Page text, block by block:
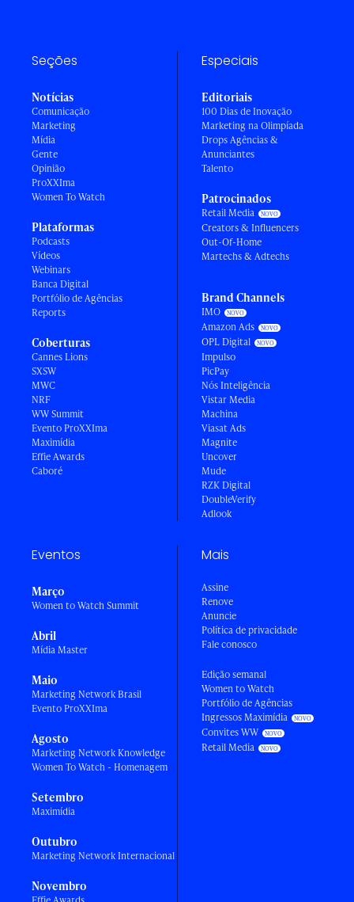
Seções
Notícias
Comunicação
Marketing
Mídia
Gente
Opinião
ProXXIma
Women To Watch
Plataformas
Podcasts
Vídeos
Webinars
Banca Digital
Portfólio de Agências
Reports
Coberturas
Cannes Lions
SXSW
MWC
NRF
WW Summit
Evento ProXXIma
Maximídia
Effie Awards
Caboré
Especiais
Editoriais
100 Dias de Inovação
Marketing na Olimpíada
Drops Agências &
Anunciantes
Talento
Patrocinados
Retail Media
Creators & Influencers
Out-Of-Home
Martechs & Adtechs
Brand Channels
IMO
Amazon Ads
OPL Digital
Impulso
PicPay
Nós Inteligência
Vistar Media
Machina
Viasat Ads
Magnite
Uncover
Mude
RZK Digital
DoubleVerify
Adlook
Eventos
Março
Women to Watch Summit
Abril
Mídia Master
Maio
Marketing Network Brasil
Evento ProXXIma
Agosto
Marketing Network Knowledge
Women To Watch - Homenagem
Setembro
Maximídia
Outubro
Marketing Network Internacional
Novembro
Mais
Assine
Renove
Anuncie
Política de privacidade
Fale conosco
Edição semanal
Women to Watch
Portfólio de Agências
Ingressos Maximídia
Convites WW
Retail Media